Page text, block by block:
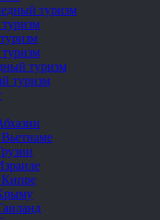
туризм
туризм
туризм
Кипре